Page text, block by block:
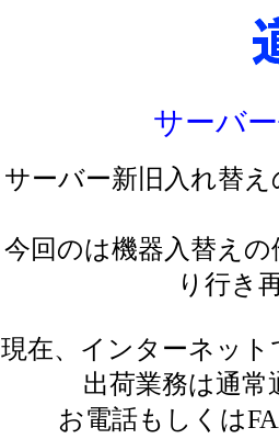
サーバ
サーバー新旧入れ替
今回のは機器入替え
り行き
現在、インターネッ
出荷業務は通
お電話もしくは